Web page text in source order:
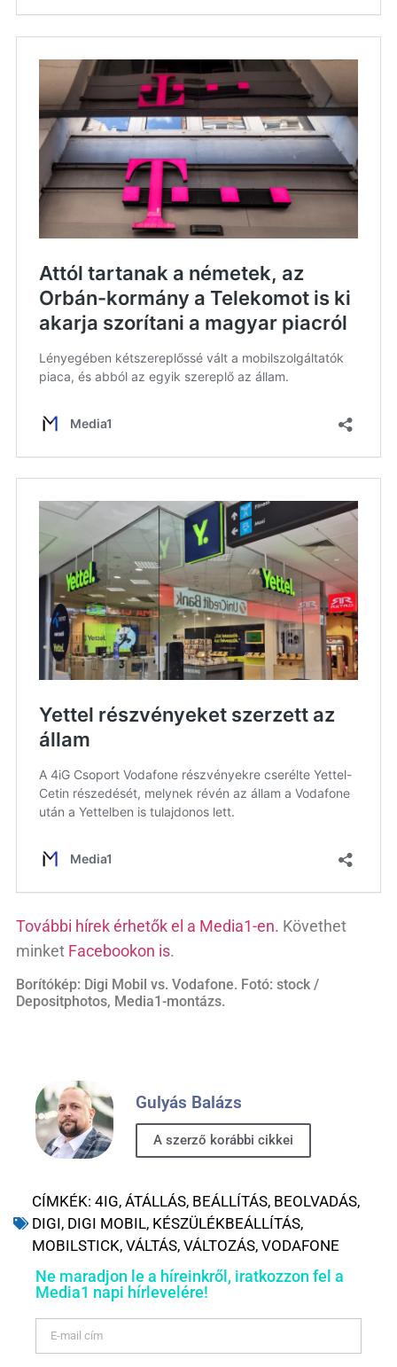
További hírek érhetők el a Media1-en. Követhet
minket Facebookon is.
Borítókép: Digi Mobil vs. Vodafone. Fotó: stock /
Depositphotos, Media1-montázs.
Gulyás Balázs
A szerző korábbi cikkei
CÍMKÉK: 4IG, ÁTÁLLÁS, BEÁLLÍTÁS, BEOLVADÁS,
DIGI, DIGI MOBIL, KÉSZÜLÉKBEÁLLÍTÁS,
MOBILSTICK, VÁLTÁS, VÁLTOZÁS, VODAFONE
Ne maradjon le a híreinkről, iratkozzon fel a
Media1 napi hírlevelére!